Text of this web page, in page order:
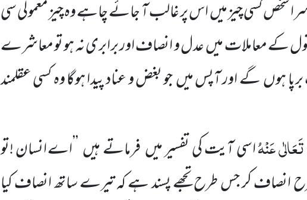
شخص کسی چیز میںاس پر غالب آ جائے چاہے وہ چیز معمولی سی
تول کے معاملات میںعدل و انصاف اور برابری نہ ہو تو معاشرے
ہوںگے اور آپس میںجو بغض و عناد پیدا ہوگا وہ کسی عقلمند
عَنْہُاسی آیت کی تفسیر میںفرماتے ہیں’’اے انسان !تو
انصاف کر جس طرح تجھے پسند ہے کہ تیرے ساتھ انصاف کیا